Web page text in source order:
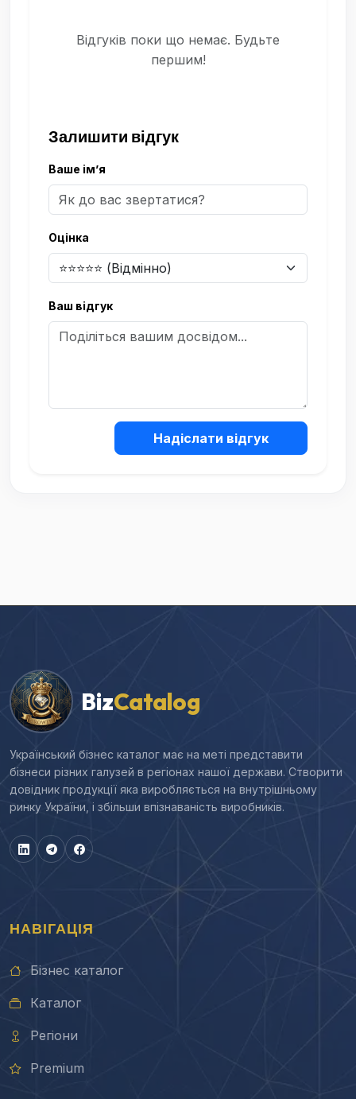
Відгуків поки що немає. Будьте
першим!
Залишити відгук
Ваше ім’я
Оцінка
Ваш відгук
Надіслати відгук
BizCatalog
Український бізнес каталог має на меті представити
бізнеси різних галузей в регіонах нашої держави. Створити
довідник продукції яка виробляється на внутрішньому
ринку України, і збільши впізнаваність виробників.
НАВІГАЦІЯ
Бізнес каталог
Каталог
Регіони
Premium